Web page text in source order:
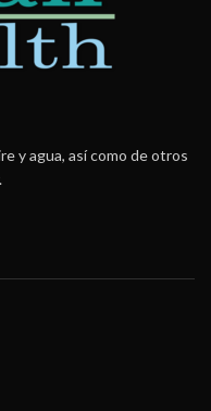
y agua, así como de otros